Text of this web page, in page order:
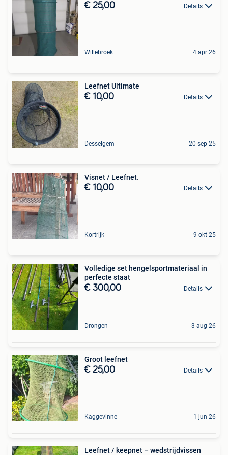
€ 25,00 Details
Willebroek 4 apr 26
Leefnet Ultimate
€ 10,00 Details
Desselgem 20 sep 25
Visnet / Leefnet.
€ 10,00 Details
Kortrijk 9 okt 25
Volledige set hengelsportmateriaal in
perfecte staat
€ 300,00 Details
Drongen 3 aug 26
Groot leefnet
€ 25,00 Details
Kaggevinne 1 jun 26
Leefnet / keepnet – wedstrijdvissen